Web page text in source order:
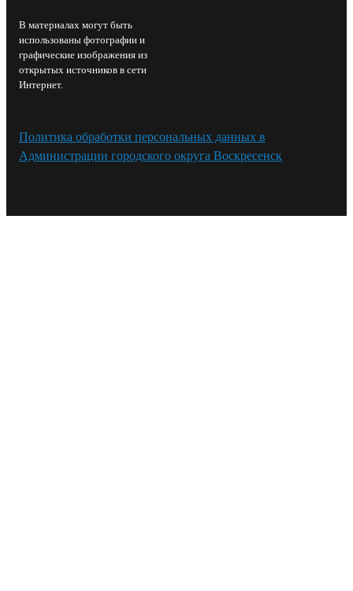
В материалах могут быть
использованы фотографии и
графические изображения из
открытых источников в сети
Интернет.
Политика обработки персональных данных в
Администрации городского округа Воскресенск